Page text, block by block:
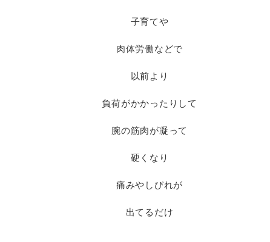
子育てや
肉体労働などで
以前より
負荷がかかったりして
腕の筋肉が凝って
硬くなり
痛みやしびれが
出てるだけ